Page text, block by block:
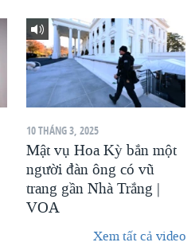
10 THÁNG 3, 2025
Mật vụ Hoa Kỳ bắn một
người đàn ông có vũ
trang gần Nhà Trắng |
VOA
Xem tất cả video